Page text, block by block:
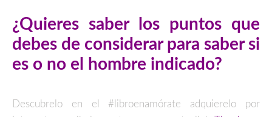
¿Quieres saber los puntos que
debes de considerar para saber si
es o no el hombre indicado?
Descubrelo en el #libroenamórate adquierelo por